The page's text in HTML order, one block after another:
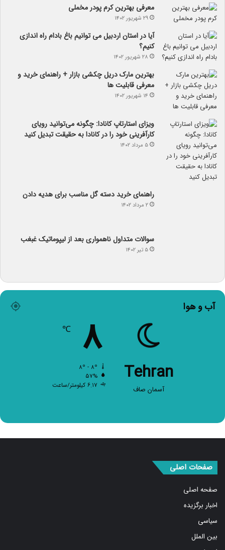
معرفی بهترین کرم پودر مخملی
۲۹ شهریور ۱۴۰۲
آیا در استان اردبیل می توانیم باغ بادام راه اندازی
کنیم؟
۲۸ شهریور ۱۴۰۲
بهترین مارک دریل چکشی بازار + راهنمای خرید و
معرفی قابلیت ها
۱۴ شهریور ۱۴۰۲
ویزای استارتاپ کانادا: چگونه می‌توانید رویای
کارآفرینی خود را در کانادا به حقیقت تبدیل کنید
۵ مرداد ۱۴۰۲
راهنمای خرید دسته گل مناسب برای هدیه دادن
۲ مرداد ۱۴۰۲
سوالات متداول ناهمواری بعد از لیپوماتیک غبغب
۵ تیر ۱۴۰۲
آب و هوا
Tehran
آسمان صاف
۸
۵۷%
۶.۱۷ کیلومتر/ساعت
صفحه اصلی
اخبار برگزیده
سیاسی
بین الملل
اجتماعی